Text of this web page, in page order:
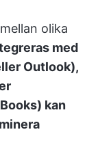
olika
med
Outlook),
kan